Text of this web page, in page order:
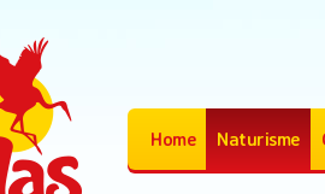
Home Naturisme